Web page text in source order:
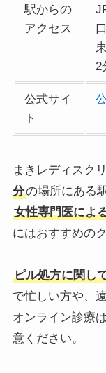
駅からの
アクセス
2
公式サイ
ト
まきレディスク
分の場所にある
女性専門医によ
にはおすすめの
ピル処方に関し
で忙しい方や、
オンライン診療
意ください。